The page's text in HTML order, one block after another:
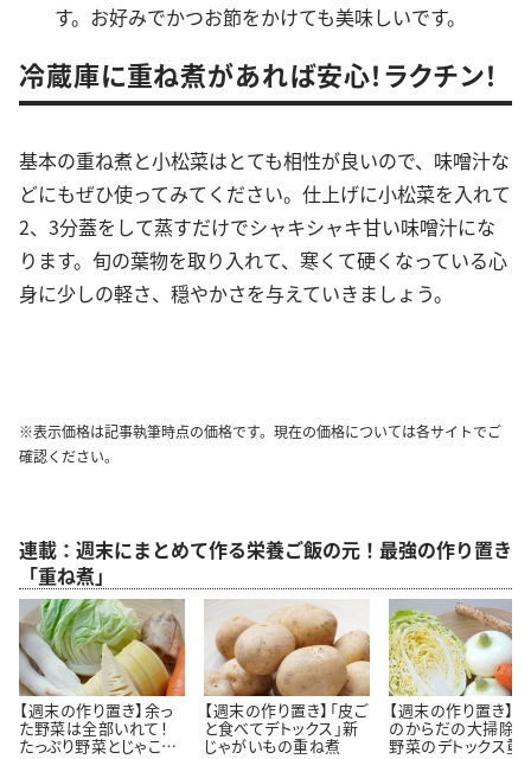
す。お好みでかつお節をかけても美味しいです。
冷蔵庫に重ね煮があれば安心！ラクチン！
基本の重ね煮と小松菜はとても相性が良いので、味噌汁な
どにもぜひ使ってみてください。仕上げに小松菜を入れて
2、3分蓋をして蒸すだけでシャキシャキ甘い味噌汁にな
ります。旬の葉物を取り入れて、寒くて硬くなっている心
身に少しの軽さ、穏やかさを与えていきましょう。
※表示価格は記事執筆時点の価格です。現在の価格については各サイトでご
確認ください。
連載：週末にまとめて作る栄養ご飯の元！最強の作り置き
「重ね煮」
【週末の作り置き】余っ
た野菜は全部いれて！
たっぷり野菜とじゃこの
【週末の作り置き】「皮ご
と食べてデトックス」新
じゃがいもの重ね煮
【週末の作り置き】「
のからだの大掃除」
野菜のデトックス重